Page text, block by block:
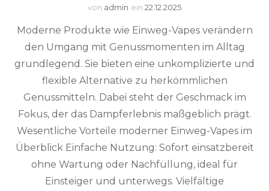
von admin ein 22.12.2025
Moderne Produkte wie Einweg-Vapes verändern
den Umgang mit Genussmomenten im Alltag
grundlegend. Sie bieten eine unkomplizierte und
flexible Alternative zu herkömmlichen
Genussmitteln. Dabei steht der Geschmack im
Fokus, der das Dampferlebnis maßgeblich prägt.
Wesentliche Vorteile moderner Einweg-Vapes im
Überblick Einfache Nutzung: Sofort einsatzbereit
ohne Wartung oder Nachfüllung, ideal für
Einsteiger und unterwegs. Vielfältige